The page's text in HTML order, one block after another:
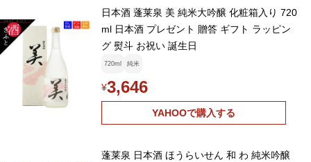
日本酒 蓬莱泉 美 純米大吟醸 化粧箱入り 720
ml 日本酒 プレゼント 贈答 ギフト ラッピン
グ 熨斗 お祝い 誕生日
720ml 純米
¥3,646
YAHOOで購入する
蓬莱泉 日本酒 ほうらいせん 和 わ 純米吟醸